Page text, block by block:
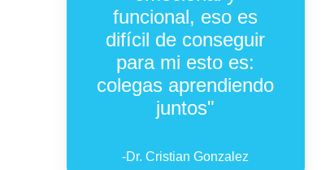
funcional, eso es
difícil de conseguir
para mi esto es:
colegas aprendiendo
juntos"
-Dr. Cristian Gonzalez